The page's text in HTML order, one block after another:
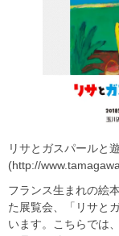
リサとガスパールと
(http://
フランス生まれの絵
た展覧会、「リサと
います。こちらでは